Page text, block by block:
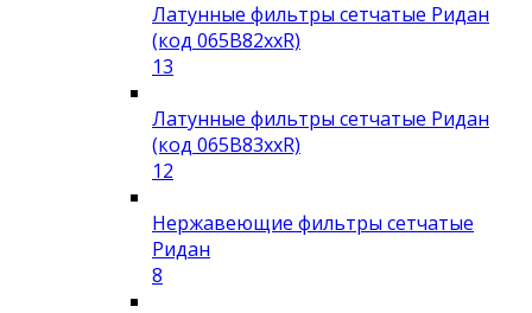
Латунные фильтры сетчатые Ридан
(код 065B82xxR)
13
Латунные фильтры сетчатые Ридан
(код 065B83xxR)
12
Нержавеющие фильтры сетчатые
Ридан
8